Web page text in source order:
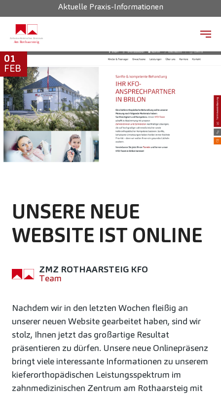
Zum Hauptinhalt springen
Aktuelle Praxis-Informationen
01
FEB
UNSERE NEUE
WEBSITE IST ONLINE
ZMZ ROTHAARSTEIG KFO
Team
Nachdem wir in den letzten Wochen fleißig an
unserer neuen Website gearbeitet haben, sind wir
stolz, Ihnen jetzt das großartige Resultat
präsentieren zu dürfen. Unsere neue Onlinepräsenz
bringt viele interessante Informationen zu unserem
kieferorthopädischen Leistungsspektrum im
zahnmedizinischen Zentrum am Rothaarsteig mit